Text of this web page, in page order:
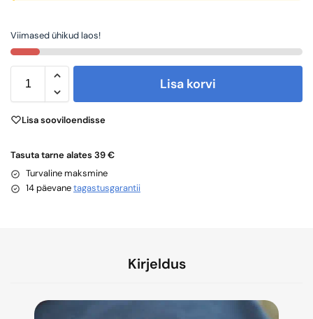
Viimased ühikud laos!
Lisa korvi
Lisa sooviloendisse
Tasuta tarne alates 39 €
Turvaline maksmine
14 päevanetagastusgarantii
Kirjeldus